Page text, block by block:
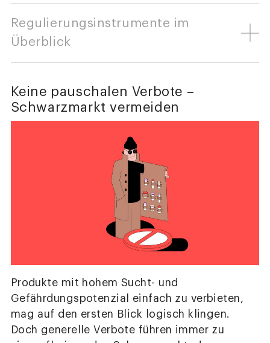
Regulierungsinstrumente im
Überblick
Keine pauschalen Verbote –
Schwarzmarkt vermeiden
Produkte mit hohem Sucht- und
Gefährdungspotenzial einfach zu verbieten,
mag auf den ersten Blick logisch klingen.
Doch generelle Verbote führen immer zu